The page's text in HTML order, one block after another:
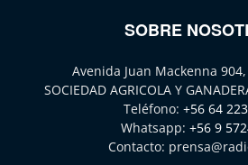
SOBRE
Avenida Juan Mackenna
SOCIEDAD AGRICOLA Y
Teléfono: +56 64
Whatsapp: +56 9
Contacto: